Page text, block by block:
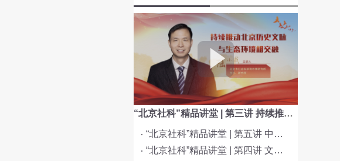
“北京社科”精品讲堂 | 第三讲 持续推动北京历史文脉与生态环境相交融
“北京社科”精品讲堂 | 第五讲 中国电影与文化传统
“北京社科”精品讲堂 | 第四讲 文化与科技融合赋能新质生产力发展